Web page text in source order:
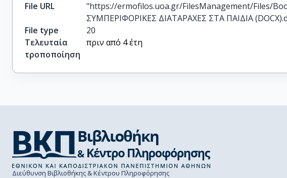
File URL
"https://ermofilos.uoa.gr/FilesManagement/Files/
ΣΥΜΠΕΡΙΦΟΡΙΚΕΣ ΔΙΑΤΑΡΑΧΕΣ ΣΤΑ ΠΑΙΔΙΑ
File type
20
Τελευταία
τροποποίηση
πριν από 4 έτη
Διεύθυνση Βιβλιοθήκης & Κέντρου Πληροφόρησης